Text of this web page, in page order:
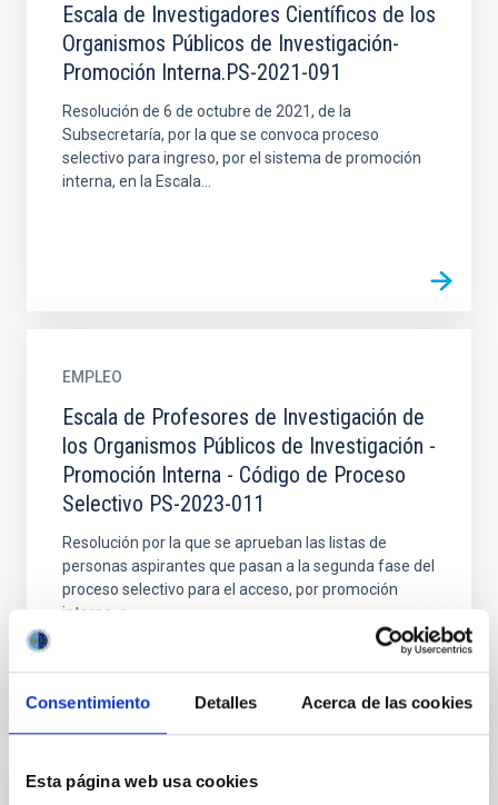
Consentimiento Detalles Acerca de las cookies
Esta página web usa cookies
Escala de Investigadores Científicos de los
Organismos Públicos de Investigación-
Promoción Interna.PS-2021-091
Resolución de 6 de octubre de 2021, de la
Subsecretaría, por la que se convoca proceso
selectivo para ingreso, por el sistema de promoción
interna, en la Escala...
EMPLEO
Escala de Profesores de Investigación de
los Organismos Públicos de Investigación -
Promoción Interna - Código de Proceso
Selectivo PS-2023-011
Resolución por la que se aprueban las listas de
personas aspirantes que pasan a la segunda fase del
proceso selectivo para el acceso, por promoción
interna, a...